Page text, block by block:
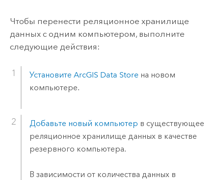
Чтобы перенести реляционное хранилище
данных с одним компьютером, выполните
следующие действия:
Установите ArcGIS Data Storeна новом
компьютере.
Добавьте новый компьютер в существующее
реляционное хранилище данных в качестве
резервного компьютера.
В зависимости от количества данных в